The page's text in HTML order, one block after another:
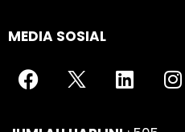
MEDIA SOSIAL